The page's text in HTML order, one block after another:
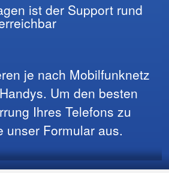
ist der Support rund
je nach Mobilfunknetz
Um den besten
Ihres Telefons zu
unser Formular aus.